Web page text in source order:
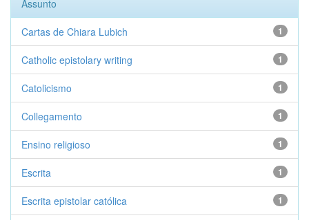
Assunto
1
Cartas de Chiara Lubich
1
Catholic epistolary writing
1
Catolicismo
1
Collegamento
1
Ensino religioso
1
Escrita
1
Escrita epistolar católica